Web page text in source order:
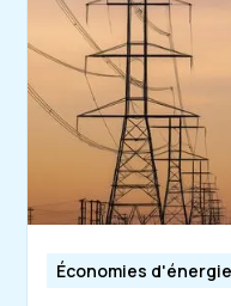
Économies d'énergie